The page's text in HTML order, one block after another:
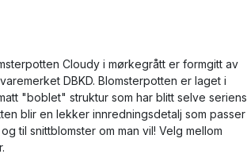
Cloudy i mørkegrått er formgitt av
DBKD. Blomsterpotten er laget i
"boblet" struktur som har blitt selve seriens
blir en lekker innredningsdetalj som passer
til snittblomster om man vil! Velg mellom